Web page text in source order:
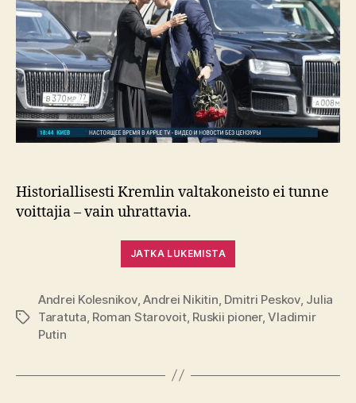
ilmapiiri
Historiallisesti Kremlin valtakoneisto ei tunne
voittajia – vain uhrattavia.
JATKA LUKEMISTA
Avainsanat
Andrei Kolesnikov,Andrei Nikitin, Dmitri Peskov, Julia
Taratuta, Roman Starovoit, Ruskii pioner,Vladimir
Putin